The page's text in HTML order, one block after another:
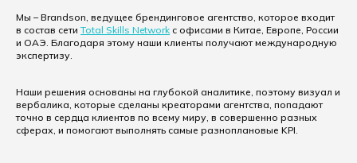
Мы – Brandson, ведущее брендинговое агентство, которое входит
в состав сети Total Skills Network с офисами в Китае, Европе, России
и ОАЭ. Благодаря этому наши клиенты получаютмеждународную
экспертизу.
Наши решения основаны на глубокой аналитике, поэтому визуал и
вербалика, которые сделаны креаторами агентства, попадают
точно в сердца клиентов по всему миру, в совершенно разных
сферах, и помогают выполнять самые разноплановые KPI.